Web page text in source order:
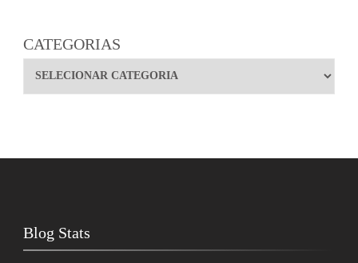
CATEGORIAS
Blog Stats